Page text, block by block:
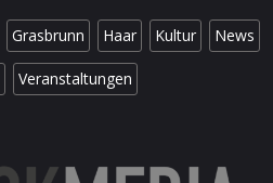
Grasbrunn Haar Kultur News
Veranstaltungen